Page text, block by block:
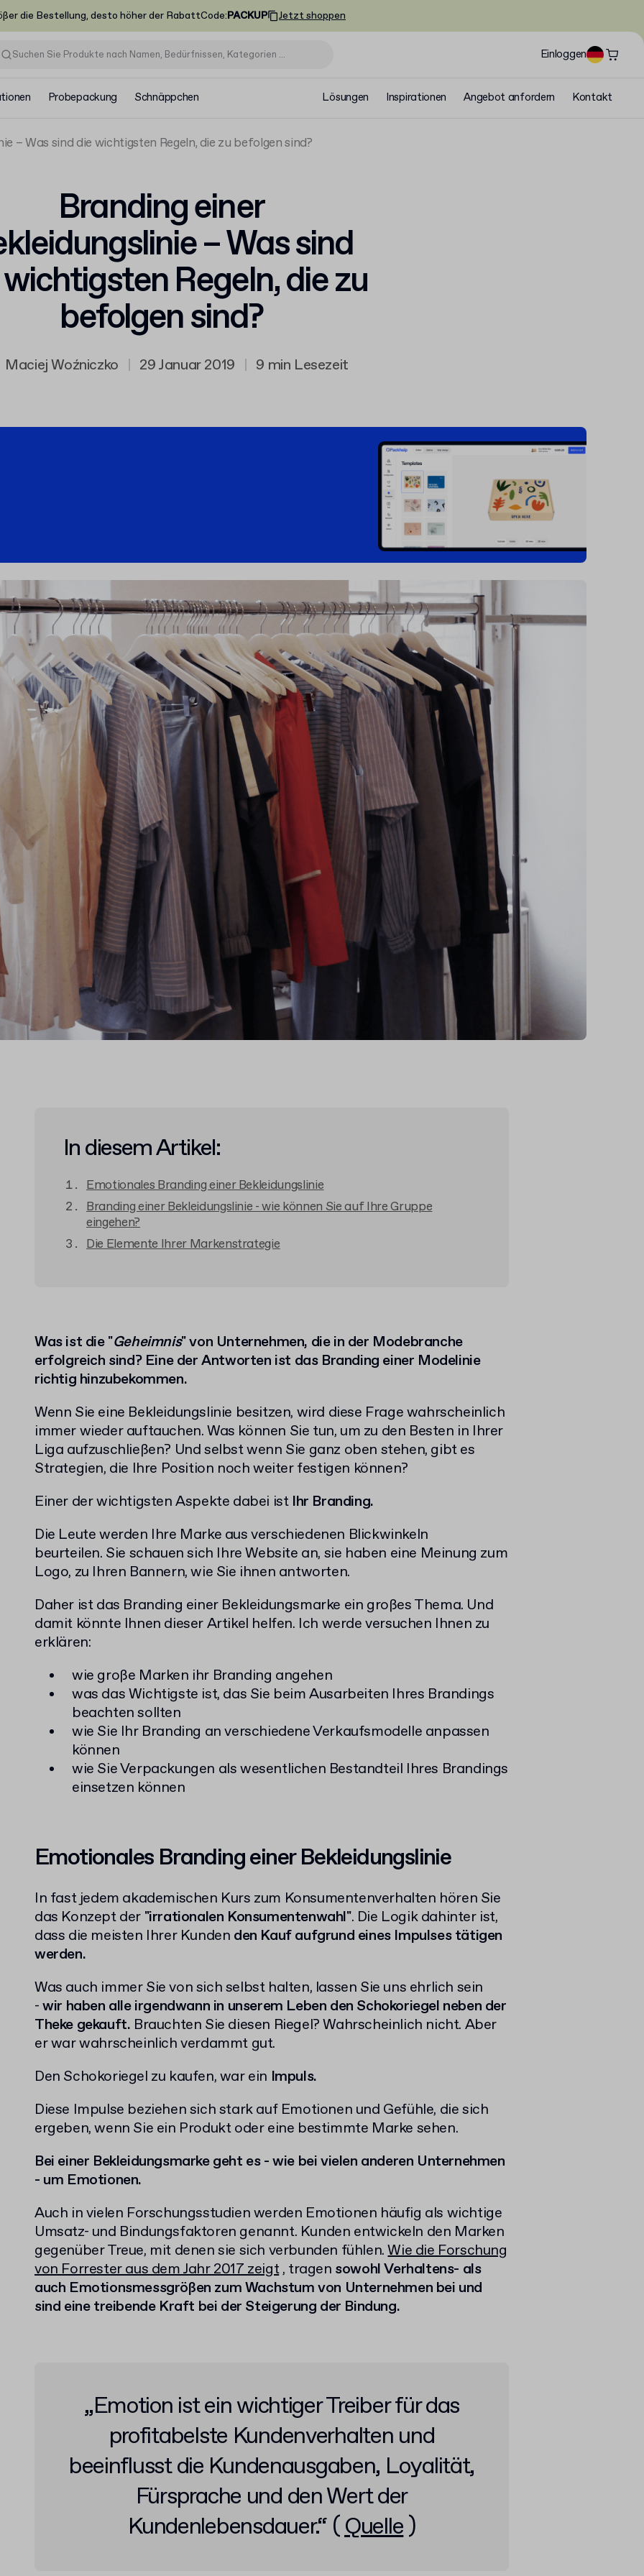
die Bestellung, desto höher der RabattCode:PACKUP Jetzt shoppen
Einloggen
Probepackung Schnäppchen Lösungen Inspirationen Angebot anfordern Kontakt
– Was sind die wichtigsten Regeln, die zu befolgen sind?
Branding einer
– Was sind
Regeln, die zu
befolgen sind?
Maciej Woźniczko | 29 Januar 2019 | 9 min Lesezeit
In diesem Artikel:
Emotionales Branding einer Bekleidungslinie
Branding einer Bekleidungslinie - wie können Sie auf Ihre Gruppe
eingehen?
Die Elemente Ihrer Markenstrategie
Was ist die "Geheimnis" von Unternehmen, die in der Modebranche
erfolgreich sind? Eine der Antworten ist das Branding einer Modelinie
richtig hinzubekommen.
Wenn Sie eine Bekleidungslinie besitzen, wird diese Frage wahrscheinlich
immer wieder auftauchen.Was können Sie tun, um zu den Besten in Ihrer
Liga aufzuschließen? Und selbst wenn Sie ganz oben stehen, gibt es
Strategien, die Ihre Position noch weiter festigen können?
Einer der wichtigsten Aspekte dabei ist Ihr Branding.
Die Leute werden Ihre Marke aus verschiedenen Blickwinkeln
beurteilen. Sie schauen sich Ihre Website an, sie haben eine Meinung zum
Logo, zu Ihren Bannern, wie Sie ihnen antworten.
Daher ist das Branding einer Bekleidungsmarke ein großes Thema. Und
damit könnte Ihnen dieser Artikel helfen. Ich werde versuchen Ihnen zu
erklären:
wie große Marken ihr Branding angehen
was das Wichtigste ist, das Sie beim Ausarbeiten Ihres Brandings
beachten sollten
wie Sie Ihr Branding an verschiedene Verkaufsmodelle anpassen
können
wie Sie Verpackungen als wesentlichen Bestandteil Ihres Brandings
einsetzen können
Emotionales Branding einer Bekleidungslinie
In fast jedem akademischen Kurs zum Konsumentenverhalten hören Sie
das Konzept der "irrationalen Konsumentenwahl". Die Logik dahinter ist,
dass die meisten Ihrer Kunden den Kauf aufgrund eines Impulses tätigen
werden.
Was auch immer Sie von sich selbst halten, lassen Sie uns ehrlich sein
-wir haben alle irgendwann in unserem Leben den Schokoriegel neben der
Theke gekauft. Brauchten Sie diesen Riegel? Wahrscheinlich nicht. Aber
er war wahrscheinlich verdammt gut.
Den Schokoriegel zu kaufen, war ein Impuls.
Diese Impulse beziehen sich stark auf Emotionen und Gefühle, die sich
ergeben, wenn Sie ein Produkt oder eine bestimmte Marke sehen.
Bei einer Bekleidungsmarke geht es - wie bei vielen anderen Unternehmen
- um Emotionen.
Auch in vielen Forschungsstudien werden Emotionen häufig als wichtige
Umsatz- und Bindungsfaktoren genannt. Kunden entwickeln den Marken
gegenüber Treue, mit denen sie sich verbunden fühlen. Wie die Forschung
von Forrester aus dem Jahr 2017 zeigt, tragen sowohl Verhaltens- als
auch Emotionsmessgrößen zum Wachstum von Unternehmen bei und
sind eine treibende Kraft bei der Steigerung der Bindung.
„Emotion ist ein wichtiger Treiber für das
profitabelste Kundenverhalten und
beeinflusst die Kundenausgaben, Loyalität,
Fürsprache und den Wert der
Kundenlebensdauer.“ (Quelle)